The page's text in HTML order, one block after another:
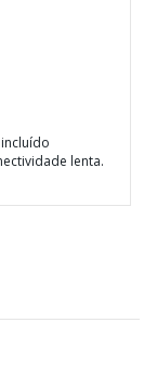
lenta.